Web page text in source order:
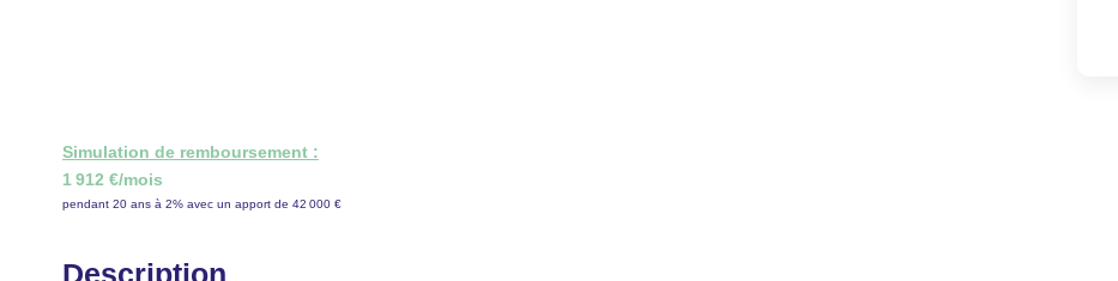
Simulation de remboursement :
1 912 €/mois
pendant 20 ans à 2% avec un apport de 42 000 €
Description